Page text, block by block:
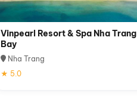
Vinpearl Resort & Spa Nha Trang
Bay
Nha Trang
★ 5.0